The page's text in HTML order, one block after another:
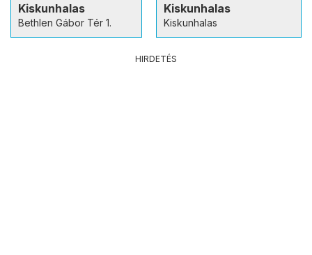
Kiskunhalas
Bethlen Gábor Tér 1.
Kiskunhalas
Kiskunhalas
HIRDETÉS